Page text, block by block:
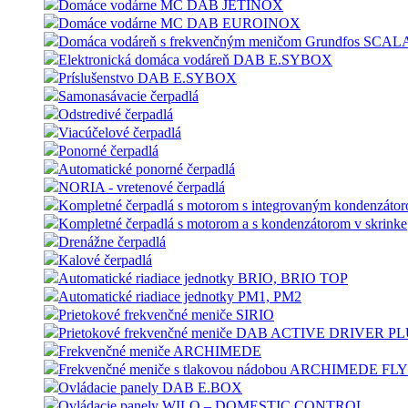
Domáce vodárne MC DAB JETINOX
Domáce vodárne MC DAB EUROINOX
Domáca vodáreň s frekvenčným meničom Grundfos
Elektronická domáca vodáreň DAB E.SYBOX
Príslušenstvo DAB E.SYBOX
Samonasávacie čerpadlá
Odstredivé čerpadlá
Viacúčelové čerpadlá
Ponorné čerpadlá
Automatické ponorné čerpadlá
NORIA - vretenové čerpadlá
Kompletné čerpadlá s motorom s integrovaným
Kompletné čerpadlá s motorom a s kondenzátorom v skrinke
Drenážne čerpadlá
Kalové čerpadlá
Automatické riadiace jednotky BRIO, BRIO TOP
Automatické riadiace jednotky PM1, PM2
Prietokové frekvenčné meniče SIRIO
Prietokové frekvenčné meniče DAB ACTIVE DRIVER
Frekvenčné meniče ARCHIMEDE
Frekvenčné meniče s tlakovou nádobou ARCHIMEDE
Ovládacie panely DAB E.BOX